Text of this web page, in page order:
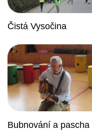
Čistá Vysočina
Bubnování a pascha